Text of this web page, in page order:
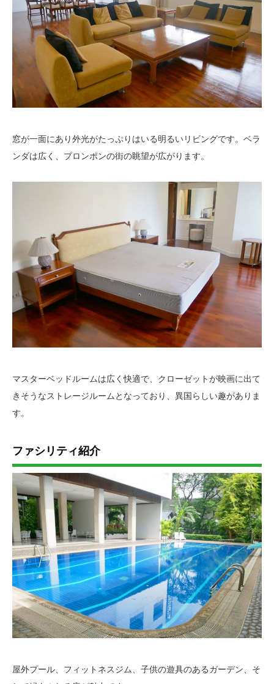
窓が一面にあり外光がたっぷりはいる明るいリビングです。ベラ
ンダは広く、プロンポンの街の眺望が広がります。
マスターベッドルームは広く快適で、クローゼットが映画に出て
きそうなストレージルームとなっており、異国らしい趣がありま
す。
ファシリティ紹介
屋外プール、フィットネスジム、子供の遊具のあるガーデン、そ